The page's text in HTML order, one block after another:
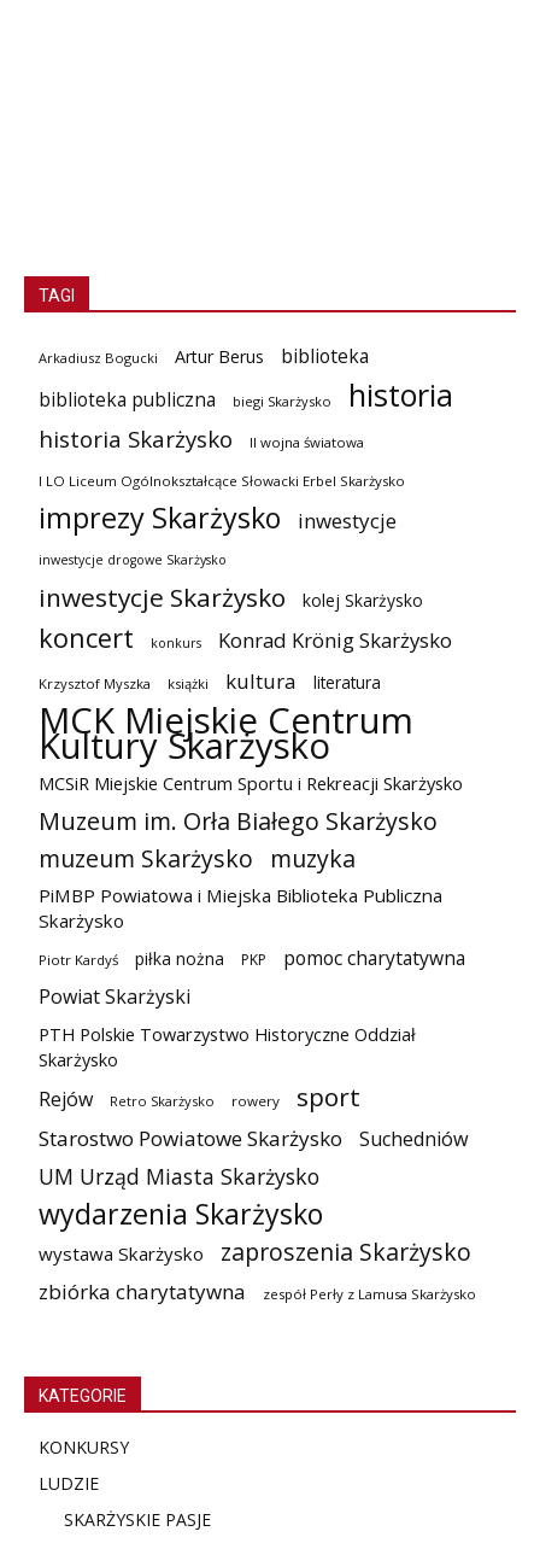
TAGI
Arkadiusz Bogucki Artur Berus
biblioteka
biblioteka publiczna
biegi Skarżysko historia
historia Skarżysko II wojna światowa
I LO Liceum Ogólnokształcące Słowacki Erbel Skarżysko
imprezy Skarżysko inwestycje
inwestycje drogowe Skarżysko
inwestycje Skarżysko kolej Skarżysko
koncert konkurs Konrad Krönig Skarżysko
Krzysztof Myszka książki kultura literatura
MCK Miejskie Centrum
Kultury Skarżysko
MCSiR Miejskie Centrum Sportu i Rekreacji Skarżysko
Muzeum im. Orła Białego Skarżysko
muzeum Skarżysko
muzyka
PiMBP Powiatowa i Miejska Biblioteka Publiczna
Skarżysko
Piotr Kardyś piłka nożna PKP
pomoc charytatywna
Powiat Skarżyski
PTH Polskie Towarzystwo Historyczne Oddział
Skarżysko
Rejów Retro Skarżysko rowery sport
Starostwo Powiatowe Skarżysko Suchedniów
UM Urząd Miasta Skarżysko
wydarzenia Skarżysko
wystawa Skarżysko zaproszenia Skarżysko
zbiórka charytatywna zespół Perły z Lamusa Skarżysko
KATEGORIE
KONKURSY
LUDZIE
SKARŻYSKIE PASJE